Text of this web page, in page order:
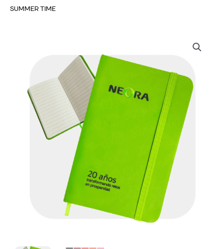
SUMMER TIME